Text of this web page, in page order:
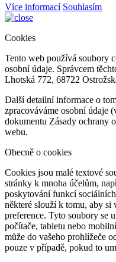
Více informací Souhlasím
Cookies
Tento web používá soubory
osobní údaje. Správcem
Lhotská 772, 68722
Další detailní informace o
zpracováváme osobní údaje
dokumentu Zásady ochrany
webu.
Obecně o cookies
Cookies jsou malé textové
stránky k mnoha účelům,
poskytování funkcí
některé slouží k tomu, aby si
preference. Tyto soubory se
počítače, tabletu nebo
může do vašeho prohlížeče
pouze v případě, pokud to